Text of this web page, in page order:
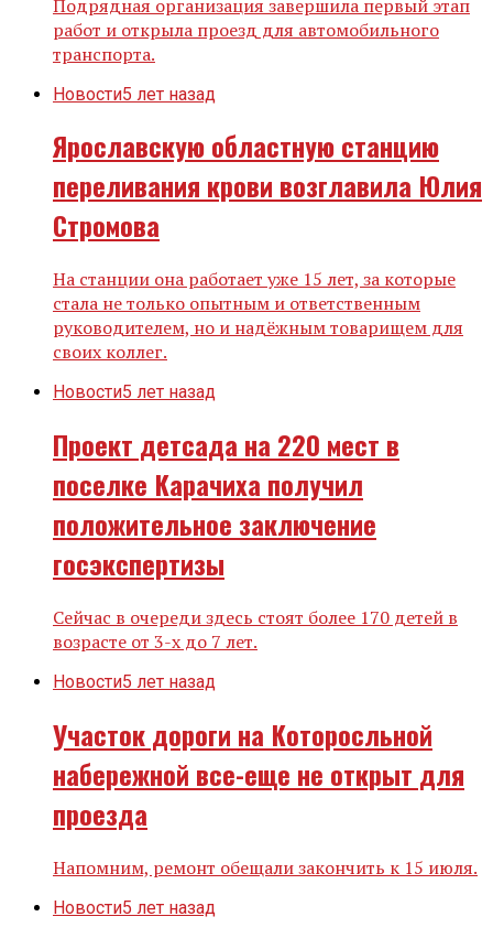
Подрядная организация завершила первый этап
работ и открыла проезд для автомобильного
транспорта.
Новости5 лет назад
Ярославскую областную станцию
переливания крови возглавила Юлия
Стромова
На станции она работает уже 15 лет, за которые
стала не только опытным и ответственным
руководителем, но и надёжным товарищем для
своих коллег.
Новости5 лет назад
Проект детсада на 220 мест в
поселке Карачиха получил
положительное заключение
госэкспертизы
Сейчас в очереди здесь стоят более 170 детей в
возрасте от 3-х до 7 лет.
Новости5 лет назад
Участок дороги на Которосльной
набережной все-еще не открыт для
проезда
Напомним, ремонт обещали закончить к 15 июля.
Новости5 лет назад